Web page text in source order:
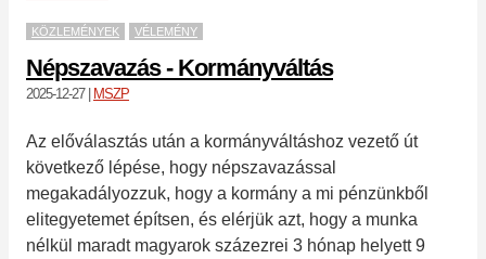
KÖZLEMÉNYEK VÉLEMÉNY
Népszavazás - Kormányváltás
2025-12-27| MSZP
Az előválasztás után a kormányváltáshoz vezető út
következő lépése, hogy népszavazással
megakadályozzuk, hogy a kormány a mi pénzünkből
elitegyetemet építsen, és elérjük azt, hogy a munka
nélkül maradt magyarok százezrei 3 hónap helyett 9